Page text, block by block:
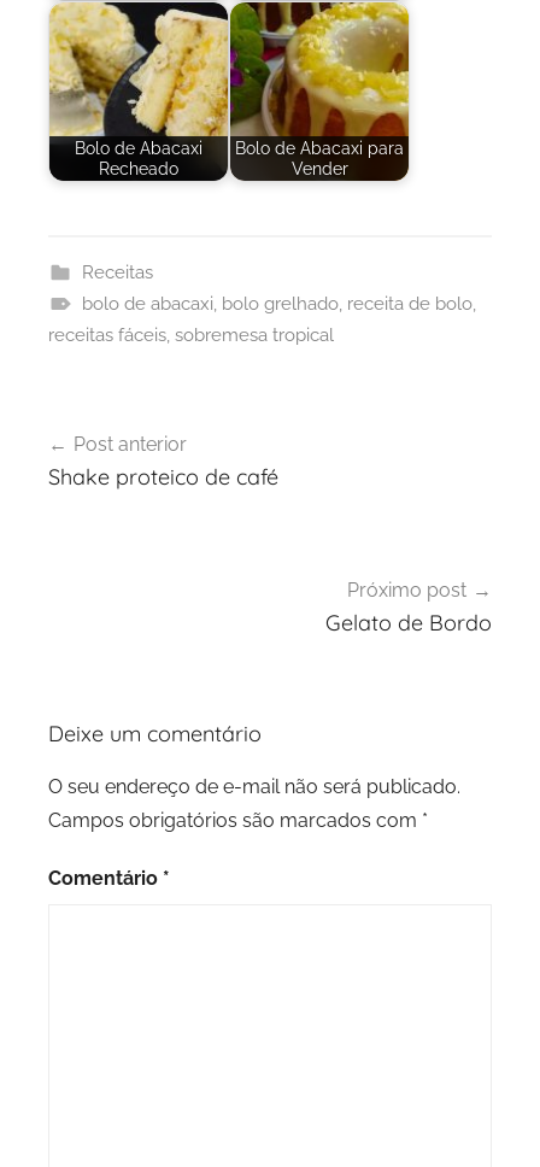
Bolo de Abacaxi
Recheado
Bolo de Abacaxi para
Vender
Receitas
bolo de abacaxi, bolo grelhado, receita de bolo,
receitas fáceis, sobremesa tropical
de
Post anterior
Shake proteico de café
Próximo post
Gelato de Bordo
Deixe um comentário
O seu endereço de e-mail não será publicado.
Campos obrigatórios são marcados com *
Comentário *